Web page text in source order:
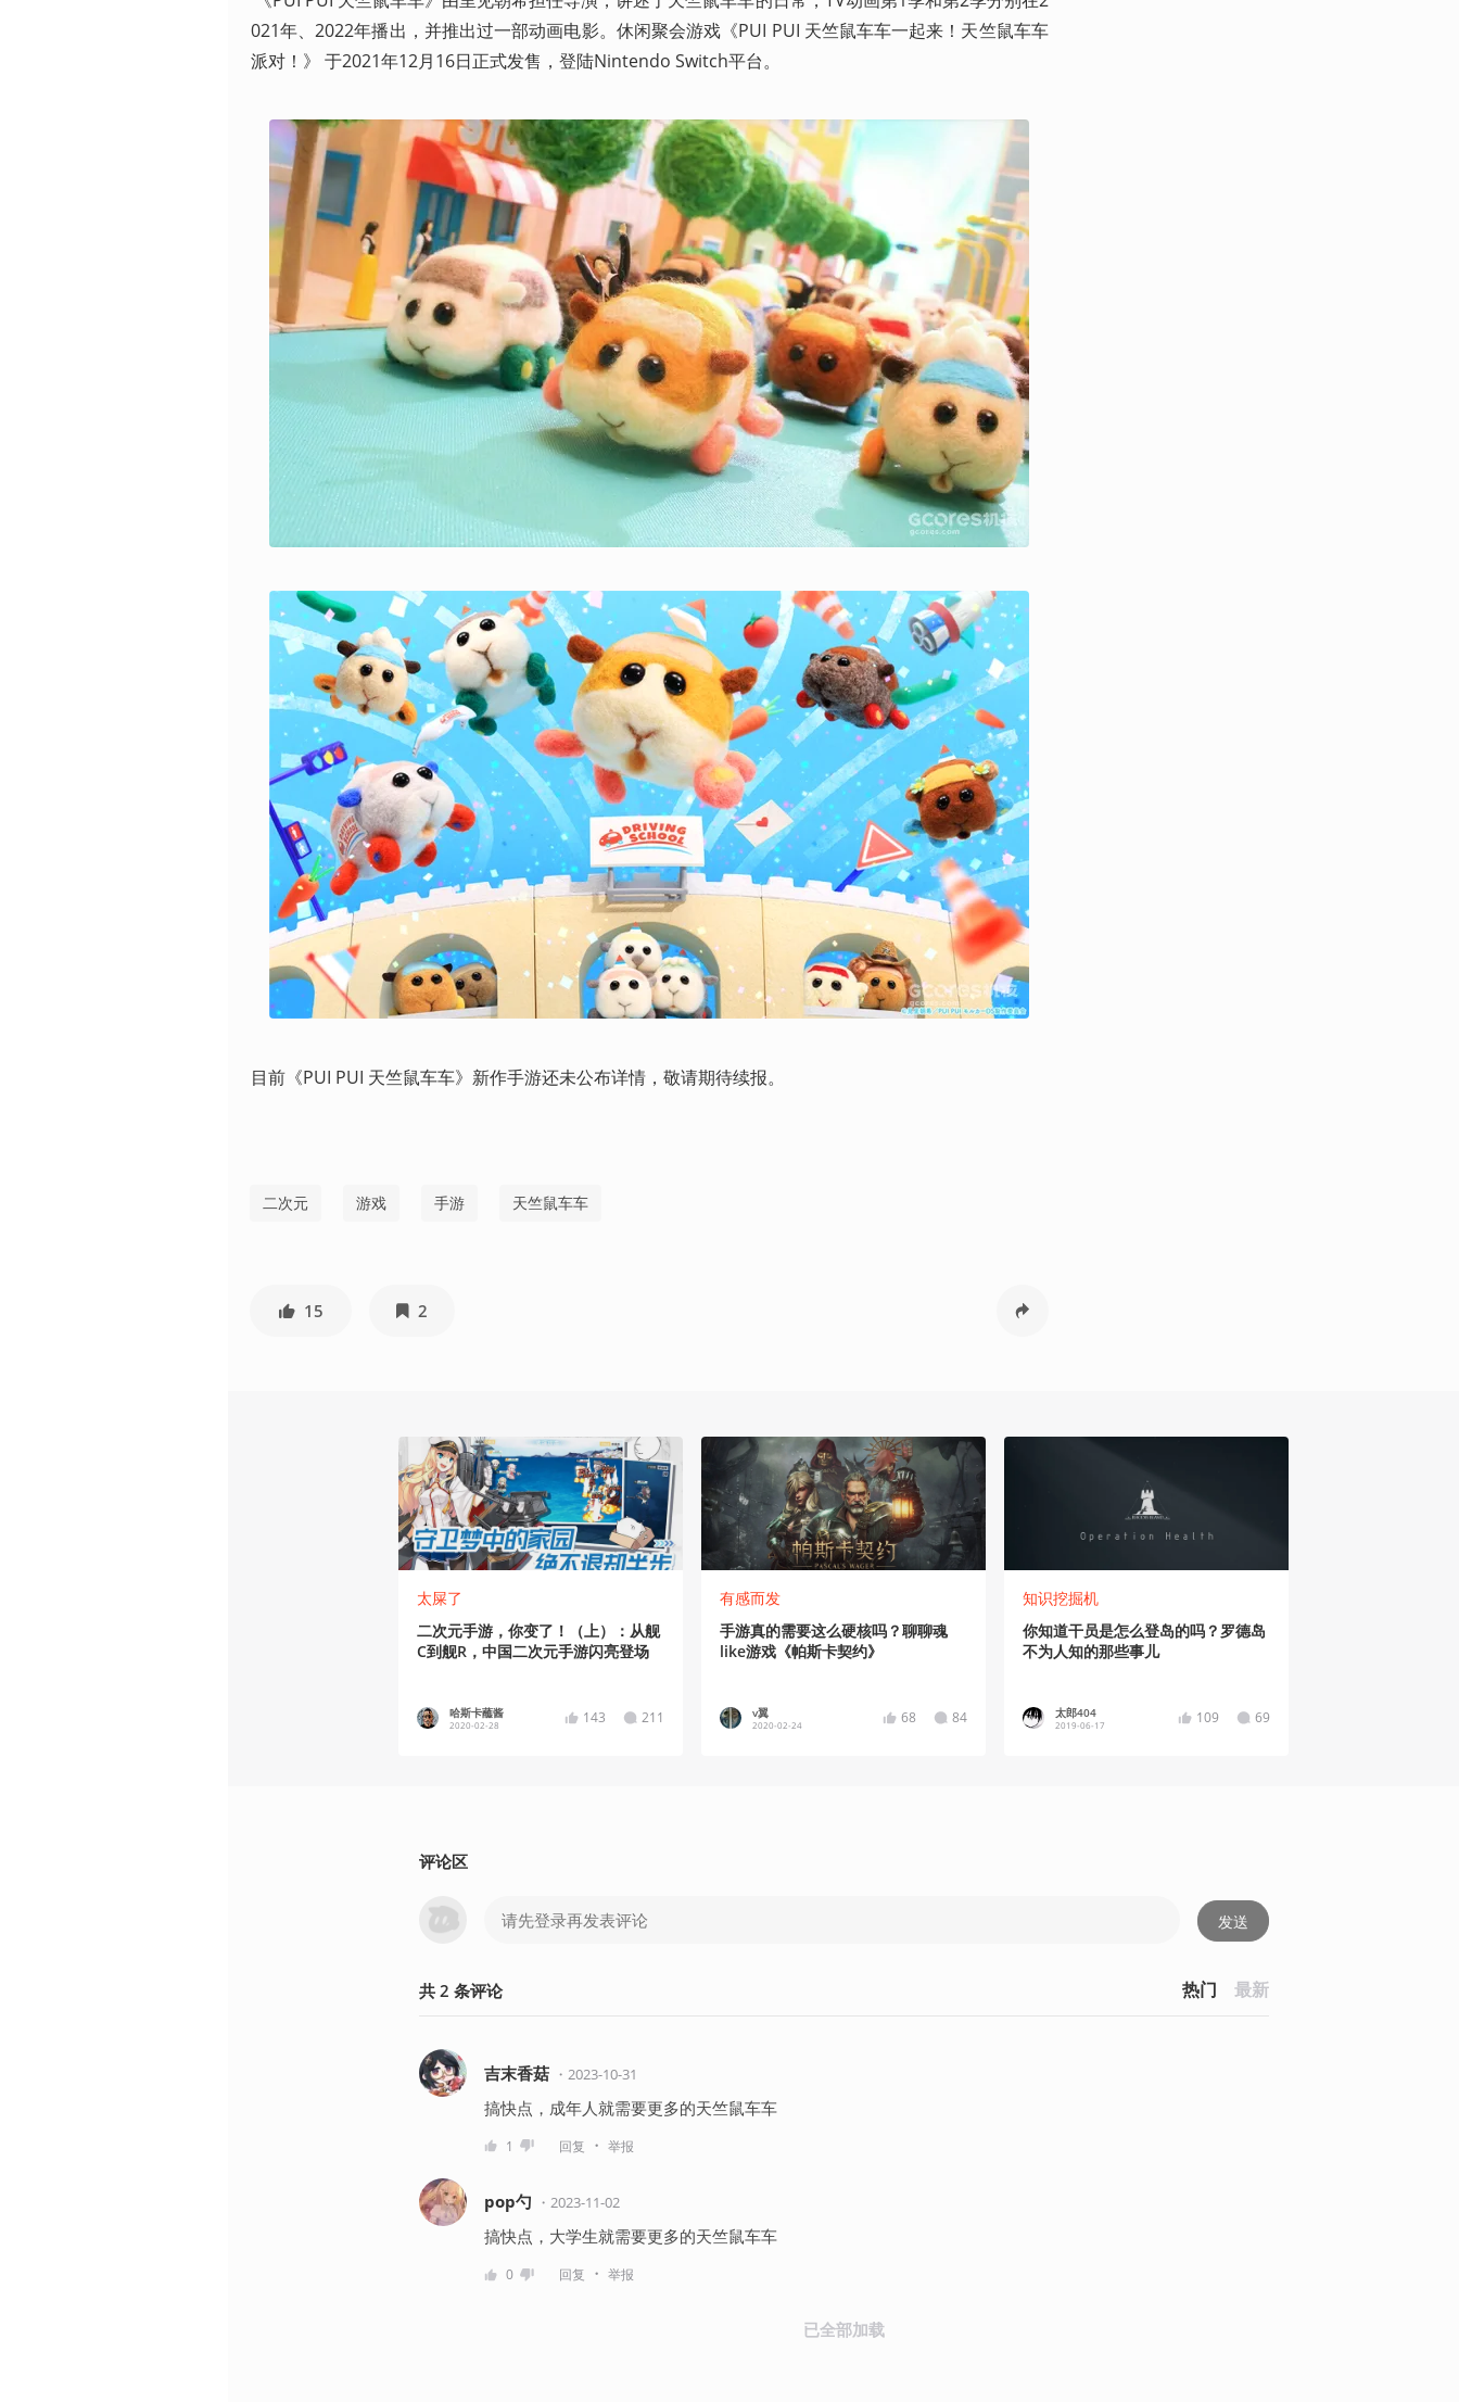
021年、2022年播出，并推出过一部动画电影。休闲聚会游戏《PUI PUI 天竺鼠车车一起来！天竺鼠车车
派对！》 于2021年12月16日正式发售，登陆Nintendo Switch平台。
目前《PUI PUI 天竺鼠车车》新作手游还未公布详情，敬请期待续报。
二次元 游戏 手游 天竺鼠车车
15 2
太屎了
二次元手游，你变了！（上）：从舰
C到舰R，中国二次元手游闪亮登场
哈斯卡蘸酱
2020-02-28 143 211
有感而发
手游真的需要这么硬核吗？聊聊魂
like游戏《帕斯卡契约》
v翼
2020-02-24 68 84
知识挖掘机
你知道干员是怎么登岛的吗？罗德岛
不为人知的那些事儿
太郎404
2019-06-17 109 69
评论区
发送
共 2 条评论 热门 最新
吉末香菇 ・ 2023-10-31
搞快点，成年人就需要更多的天竺鼠车车
1 回复 ・ 举报
pop勺 ・ 2023-11-02
搞快点，大学生就需要更多的天竺鼠车车
0 回复 ・ 举报
已全部加载